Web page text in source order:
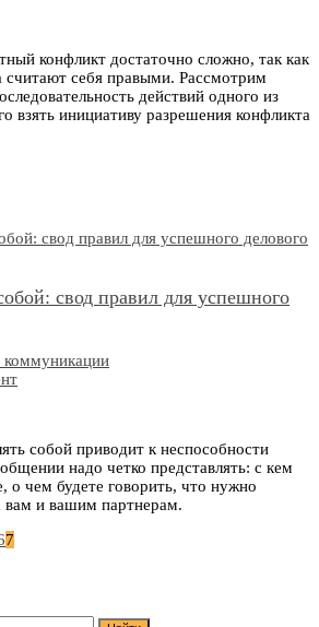
конфликт достаточно сложно, так как
себя правыми. Рассмотрим
действий одного из
взять инициативу разрешения конфликта
свод правил для успешного
собой приводит к неспособности
надо четко представлять: с кем
о чем будете говорить, что нужно
вам и вашим партнерам.
7